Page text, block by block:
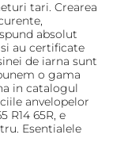
tari. Crearea
absolut
au certificate
de iarna sunt
o gama
in catalogul
anvelopelor
R14 65R, e
Esentialele